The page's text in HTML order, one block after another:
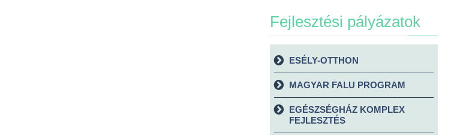
Fejlesztési pályázatok
ESÉLY-OTTHON
MAGYAR FALU PROGRAM
EGÉSZSÉGHÁZ KOMPLEX
FEJLESZTÉS